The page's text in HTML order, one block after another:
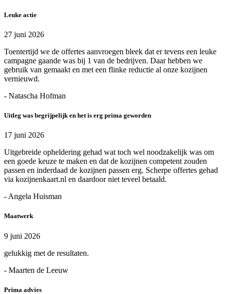
Leuke actie
27 juni 2026
Toentertijd we de offertes aanvroegen bleek dat er tevens een leuke
campagne gaande was bij 1 van de bedrijven. Daar hebben we
gebruik van gemaakt en met een flinke reductie al onze kozijnen
vernieuwd.
- Natascha Hofman
Uitleg was begrijpelijk en het is erg prima geworden
17 juni 2026
Uitgebreide opheldering gehad wat toch wel noodzakelijk was om
een goede keuze te maken en dat de kozijnen competent zouden
passen en inderdaad de kozijnen passen erg. Scherpe offertes gehad
via kozijnenkaart.nl en daardoor niet teveel betaald.
- Angela Huisman
Maatwerk
9 juni 2026
gelukkig met de resultaten.
- Maarten de Leeuw
Prima advies